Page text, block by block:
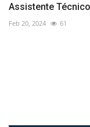
Assistente
Feb 20, 2024 61